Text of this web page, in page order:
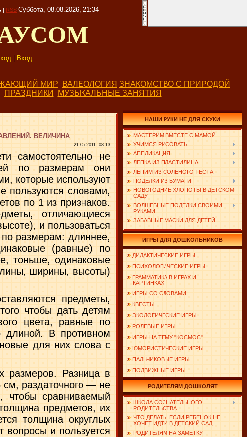
| RSS Суббота, 08.08.2026, 21:34
| Вход
МИР ВАЛЕОЛОГИЯ ЗНАКОМСТВО С ПРИРОДОЙ
ПРАЗДНИКИ МУЗЫКАЛЬНЫЕ ЗАНЯТИЯ
ВЕЛИЧИНА
21.05.2011, 08:13
са­мостоятельно не
по размерам они
которые используют
пользуются словами,
по 1 из признаков.
отличающиеся
и пользоваться
размерам: длиннее,
(равные) по
тоньше, одинаковые
ширины, высоты)
предметы,
чтобы дать детям
цвета, равные по
длиной. В про­тивном
для них слова с
размеров. Разница в
раздаточного — не
чтобы сравниваемый
предме­тов, их
толщина округлых
вопросы и пользуется
НАШИ РУКИ НЕ ДЛЯ СКУКИ
МАСТЕРИМ ВМЕСТЕ С МАМОЙ
УЧИМСЯ РИСОВАТЬ
АППЛИКАЦИЯ
ЛЕПКА ИЗ ПЛАСТИЛИНА
ЛЕПИМ ИЗ СОЛЕНОГО ТЕСТА
ПОДЕЛКИ ИЗ БУМАГИ
НОВОГОДНИЕ ХЛОПОТЫ В ДЕТСКОМ
САДУ
ВОЛШЕБНЫЕ ПОДЕЛКИ СВОИМИ
РУКАМИ
ЗАБАВНЫЕ МАСКИ ДЛЯ ДЕТЕЙ
ИГРЫ ДЛЯ ДОШКОЛЬНИКОВ
ДИДАКТИЧЕСКИЕ ИГРЫ
ПСИХОЛОГИЧЕСКИЕ ИГРЫ
ГРАММАТИКА В ИГРАХ И
КАРТИНКАХ
ИГРЫ СО СЛОВАМИ
КВЕСТЫ
ЭКОЛОГИЧЕСКИЕ ИГРЫ
РОЛЕВЫЕ ИГРЫ
ИГРЫ НА ТЕМУ "КОСМОС"
ЮМОРИСТИЧЕСКИЕ ИГРЫ
ПАЛЬЧИКОВЫЕ ИГРЫ
ПОДВИЖНЫЕ ИГРЫ
РОДИТЕЛЯМ ДОШКОЛЯТ
ШКОЛА СОЗНАТЕЛЬНОГО
РОДИТЕЛЬСТВА
ЧТО ДЕЛАТЬ, ЕСЛИ РЕБЕНОК НЕ
ХОЧЕТ ИДТИ В ДЕТСКИЙ САД
РОДИТЕЛЯМ НА ЗАМЕТКУ